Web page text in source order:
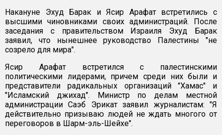
Накануне Эхуд Барак и Ясир Арафат встретились с
высшими чиновниками своих администраций. После
заседания с правительством Израиля Эхуд Барак
заявил, что нынешнее руководство Палестины "не
созрело для мира".
Ясир Арафат встретился с палестинскими
политическими лидерами, причем среди них были и
представители радикальных организаций "Хамас" и
"Исламский джихад". Министр по делам местной
администрации Саэб Эрикат заявил журналистам: "Я
действительно призываю людей не ждать многого от
переговоров в Шарм-эль-Шейхе".